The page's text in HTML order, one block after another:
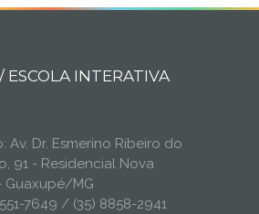
ESCOLA INTERATIVA
Av. Dr. Esmerino Ribeiro do
91 - Residencial Nova
Guaxupé/MG
7649 / (35) 8858-2941